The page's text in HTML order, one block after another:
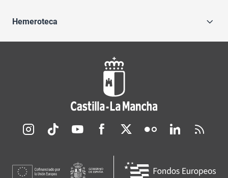
Hemeroteca
Redes sociales JCCM